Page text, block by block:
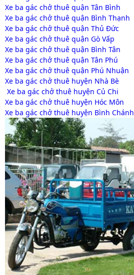
Xe ba gác chở thuê quận Tân Bình
Xe ba gác chở thuê quận Bình Thạnh
Xe ba gác chở thuê quận Thủ Đức
Xe ba gác chở thuê quận Gò Vấp
Xe ba gác chở thuê quận Bình Tân
Xe ba gác chở thuê quận Tân Phú
Xe ba gác chở thuê quận Phú Nhuận
Xe ba gác chở thuê huyện Nhà Bè
Xe ba gác chở thuê huyện Củ Chi
Xe ba gác chở thuê huyện Hóc Môn
Xe ba gác chở thuê huyện Bình Chánh